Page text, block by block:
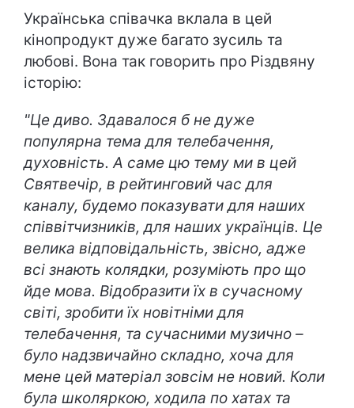
Українська співачка вклала в цей
кінопродукт дуже багато зусиль та
любові. Вона так говорить про Різдвяну
історію:
"Це диво. Здавалося б не дуже
популярна тема для телебачення,
духовність. А саме цю тему ми в цей
Святвечір, в рейтинговий час для
каналу, будемо показувати для наших
співвітчизників, для наших українців. Це
велика відповідальність, звісно, адже
всі знають колядки, розуміють про що
йде мова. Відобразити їх в сучасному
світі, зробити їх новітніми для
телебачення, та сучасними музично –
було надзвичайно складно, хоча для
мене цей матеріал зовсім не новий. Коли
була школяркою, ходила по хатах та